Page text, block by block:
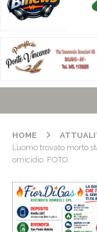
HOME
L’uomo trovato morto
omicidio. FOTO